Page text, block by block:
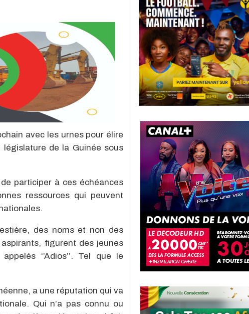
avec les urnes pour élire
de la Guinée sous
participer à ces échéances
ressources qui peuvent
des noms et non des
figurent des jeunes
‘’Adios’’. Tel que le
a une réputation qui va
Qui n’a pas connu ou